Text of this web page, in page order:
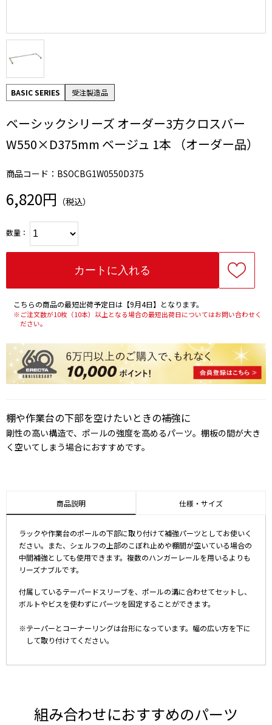
BASIC SERIES 受注製造品
ベーシックシリーズ オーダー3方クロスバー
W550×D375mm ベージュ 1本 （オーダー品）
商品コード：BSOCBG1W0550D375
6,820円 （税込）
数量：
こちらの商品の最短出荷予定日は【9月4日】となります。
※ご注文数が10枚（10本）以上となる場合の最短出荷日についてはお問い合わせく
ださい。
棚や作業台の下部を空けたいときの補強に
剛性の高い構造で、ポールの強度を高めるパーツ。棚板の間が大き
く空いてしまう場合におすすめです。
商品説明 仕様・サイズ
ラックや作業台のポールの下部に取り付けて補強パーツとしてお使いく
ださい。また、シェルフの上部のこぼれ止めや棚間が空いている場合の
中間補強としても使用できます。複数のハンガーレールを用いるよりも
リーズナブルです。
付属しているテーパードスリーブを、ポールの溝に合わせてセットし、
ボルトやビスを使わずにパーツを固定することができます。
※テーパーとコーナーリングは台形になっています。幅の広い方を下に
して取り付けてください。
組み合わせにおすすめのパーツ